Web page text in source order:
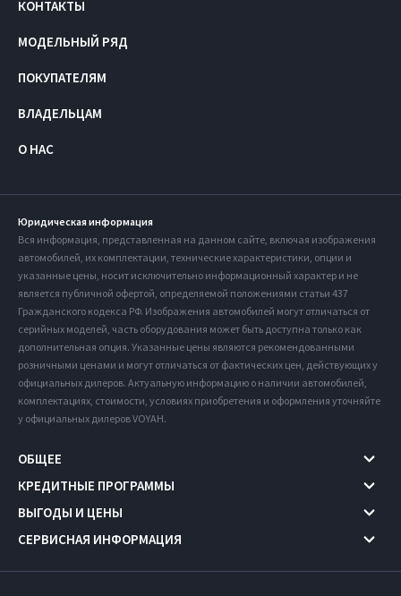
КОНТАКТЫ
МОДЕЛЬНЫЙ РЯД
ПОКУПАТЕЛЯМ
ВЛАДЕЛЬЦАМ
О НАС
Юридическая информация
Вся информация, представленная на данном сайте, включая изображения
автомобилей, их комплектации, технические характеристики, опции и
указанные цены, носит исключительно информационный характер и не
является публичной офертой, определяемой положениями статьи 437
Гражданского кодекса РФ. Изображения автомобилей могут отличаться от
серийных моделей, часть оборудования может быть доступна только как
дополнительная опция. Указанные цены являются рекомендованными
розничными ценами и могут отличаться от фактических цен, действующих у
официальных дилеров. Актуальную информацию о наличии автомобилей,
комплектациях, стоимости, условиях приобретения и оформления уточняйте
у официальных дилеров VOYAH.
ОБЩЕЕ
КРЕДИТНЫЕ ПРОГРАММЫ
ВЫГОДЫ И ЦЕНЫ
СЕРВИСНАЯ ИНФОРМАЦИЯ